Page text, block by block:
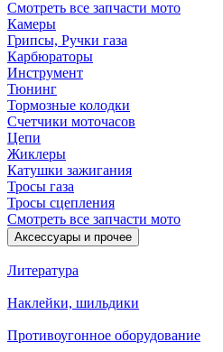
Смотреть все запчасти мото
Камеры
Грипсы, Ручки газа
Карбюраторы
Инструмент
Тюнинг
Тормозные колодки
Счетчики моточасов
Цепи
Жиклеры
Катушки зажигания
Тросы газа
Тросы сцепления
Смотреть все запчасти мото
Аксессуары и прочее
Литература
Наклейки, шильдики
Противоугонное оборудование